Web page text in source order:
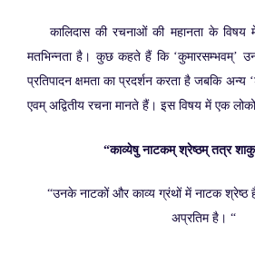
कालिदास की रचनाओं की महानता के विषय में
मतभिन्नता है। कुछ कहते हैं कि ‘कुमारसम्भवम्’
प्रतिपादन क्षमता का प्रदर्शन करता है जबकि अन्य
एवम् अद्वितीय रचना मानते हैं। इस विषय में एक
“काव्येषु नाटकम् श्रेष्ठम् तत्र
“उनके नाटकों और काव्य ग्रंथों में नाटक श्रेष्ठ
अप्रतिम है। “